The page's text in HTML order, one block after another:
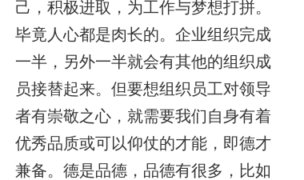
己，积极进取，为工作与梦想打拼。
毕竟人心都是肉长的。企业组织完成
一半，另外一半就会有其他的组织成
员接替起来。但要想组织员工对领导
者有崇敬之心，就需要我们自身有着
优秀品质或可以仰仗的才能，即德才
兼备。德是品德，品德有很多，比如